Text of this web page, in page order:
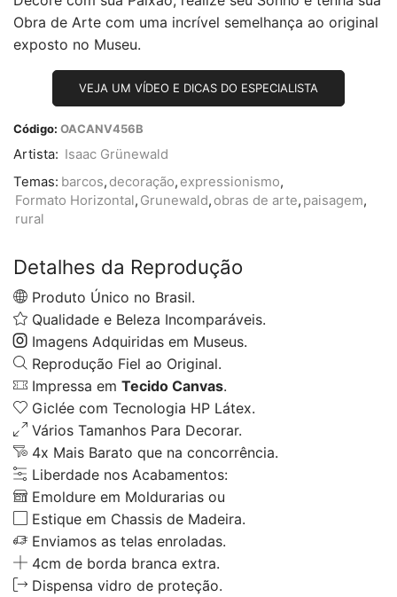
Obra de Arte com uma incrível semelhança ao original
exposto no Museu.
VEJA UM VÍDEO E DICAS DO ESPECIALISTA
Código: OACANV456B
Artista: Isaac Grünewald
Temas: barcos, decoração, expressionismo,
Formato Horizontal, Grunewald, obras de arte, paisagem,
rural
Detalhes da Reprodução
Produto Único no Brasil.
Qualidade e Beleza Incomparáveis.
Imagens Adquiridas em Museus.
Reprodução Fiel ao Original.
Impressa em Tecido Canvas.
Giclée com Tecnologia HP Látex.
Vários Tamanhos Para Decorar.
4x Mais Barato que na concorrência.
Liberdade nos Acabamentos:
Emoldure em Moldurarias ou
Estique em Chassis de Madeira.
Enviamos as telas enroladas.
4cm de borda branca extra.
Dispensa vidro de proteção.